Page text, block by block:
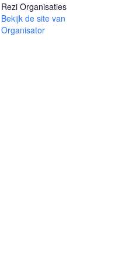
Rezi Organisaties
Bekijk de site van
Organisator